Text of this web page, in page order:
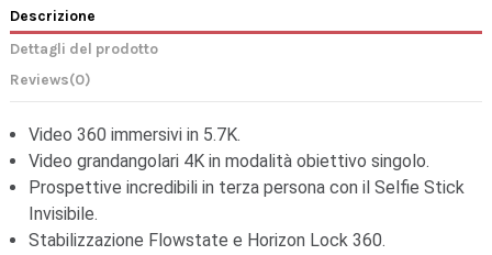
Descrizione
Dettagli del prodotto
Reviews(0)
Video 360 immersivi in 5.7K.
Video grandangolari 4K in modalità obiettivo singolo.
Prospettive incredibili in terza persona con il Selfie Stick
Invisibile.
Stabilizzazione Flowstate e Horizon Lock 360.